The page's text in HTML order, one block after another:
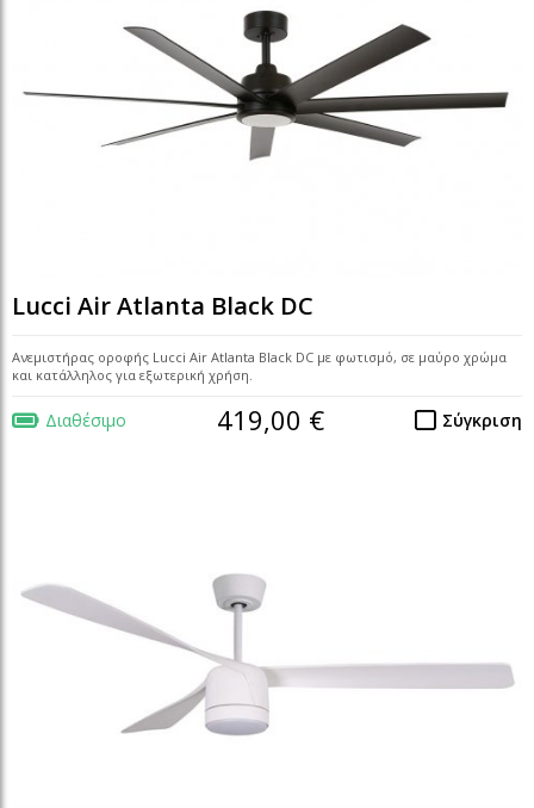
Lucci Air Atlanta Black DC
Ανεμιστήρας οροφής Lucci Air Atlanta Black DC με φωτισμό, σε μαύρο χρώμα
και κατάλληλος για εξωτερική χρήση.
Διαθέσιμο Σύγκριση
419,00 €